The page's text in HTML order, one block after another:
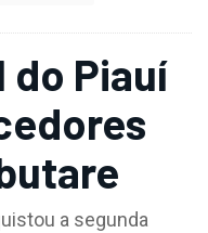
Piauí
a segunda